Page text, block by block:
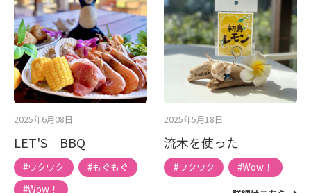
2025年6月08日
LET'S BBQ
#ワクワク
#もぐもぐ
#Wow！
2025年5月18日
流木を使った
#ワクワク
#Wow！